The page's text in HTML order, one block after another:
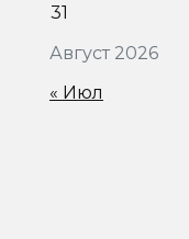
Август 2026
31
« Июл